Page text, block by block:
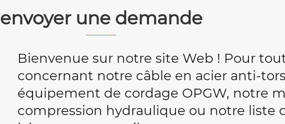
envoyer une demande
Bienvenue sur notre site Web ! Pour
concernant notre câble en acier anti-
équipement de cordage OPGW, notre
compression hydraulique ou notre liste